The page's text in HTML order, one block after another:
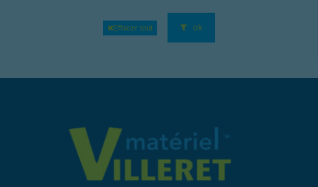
Effacer tout ok